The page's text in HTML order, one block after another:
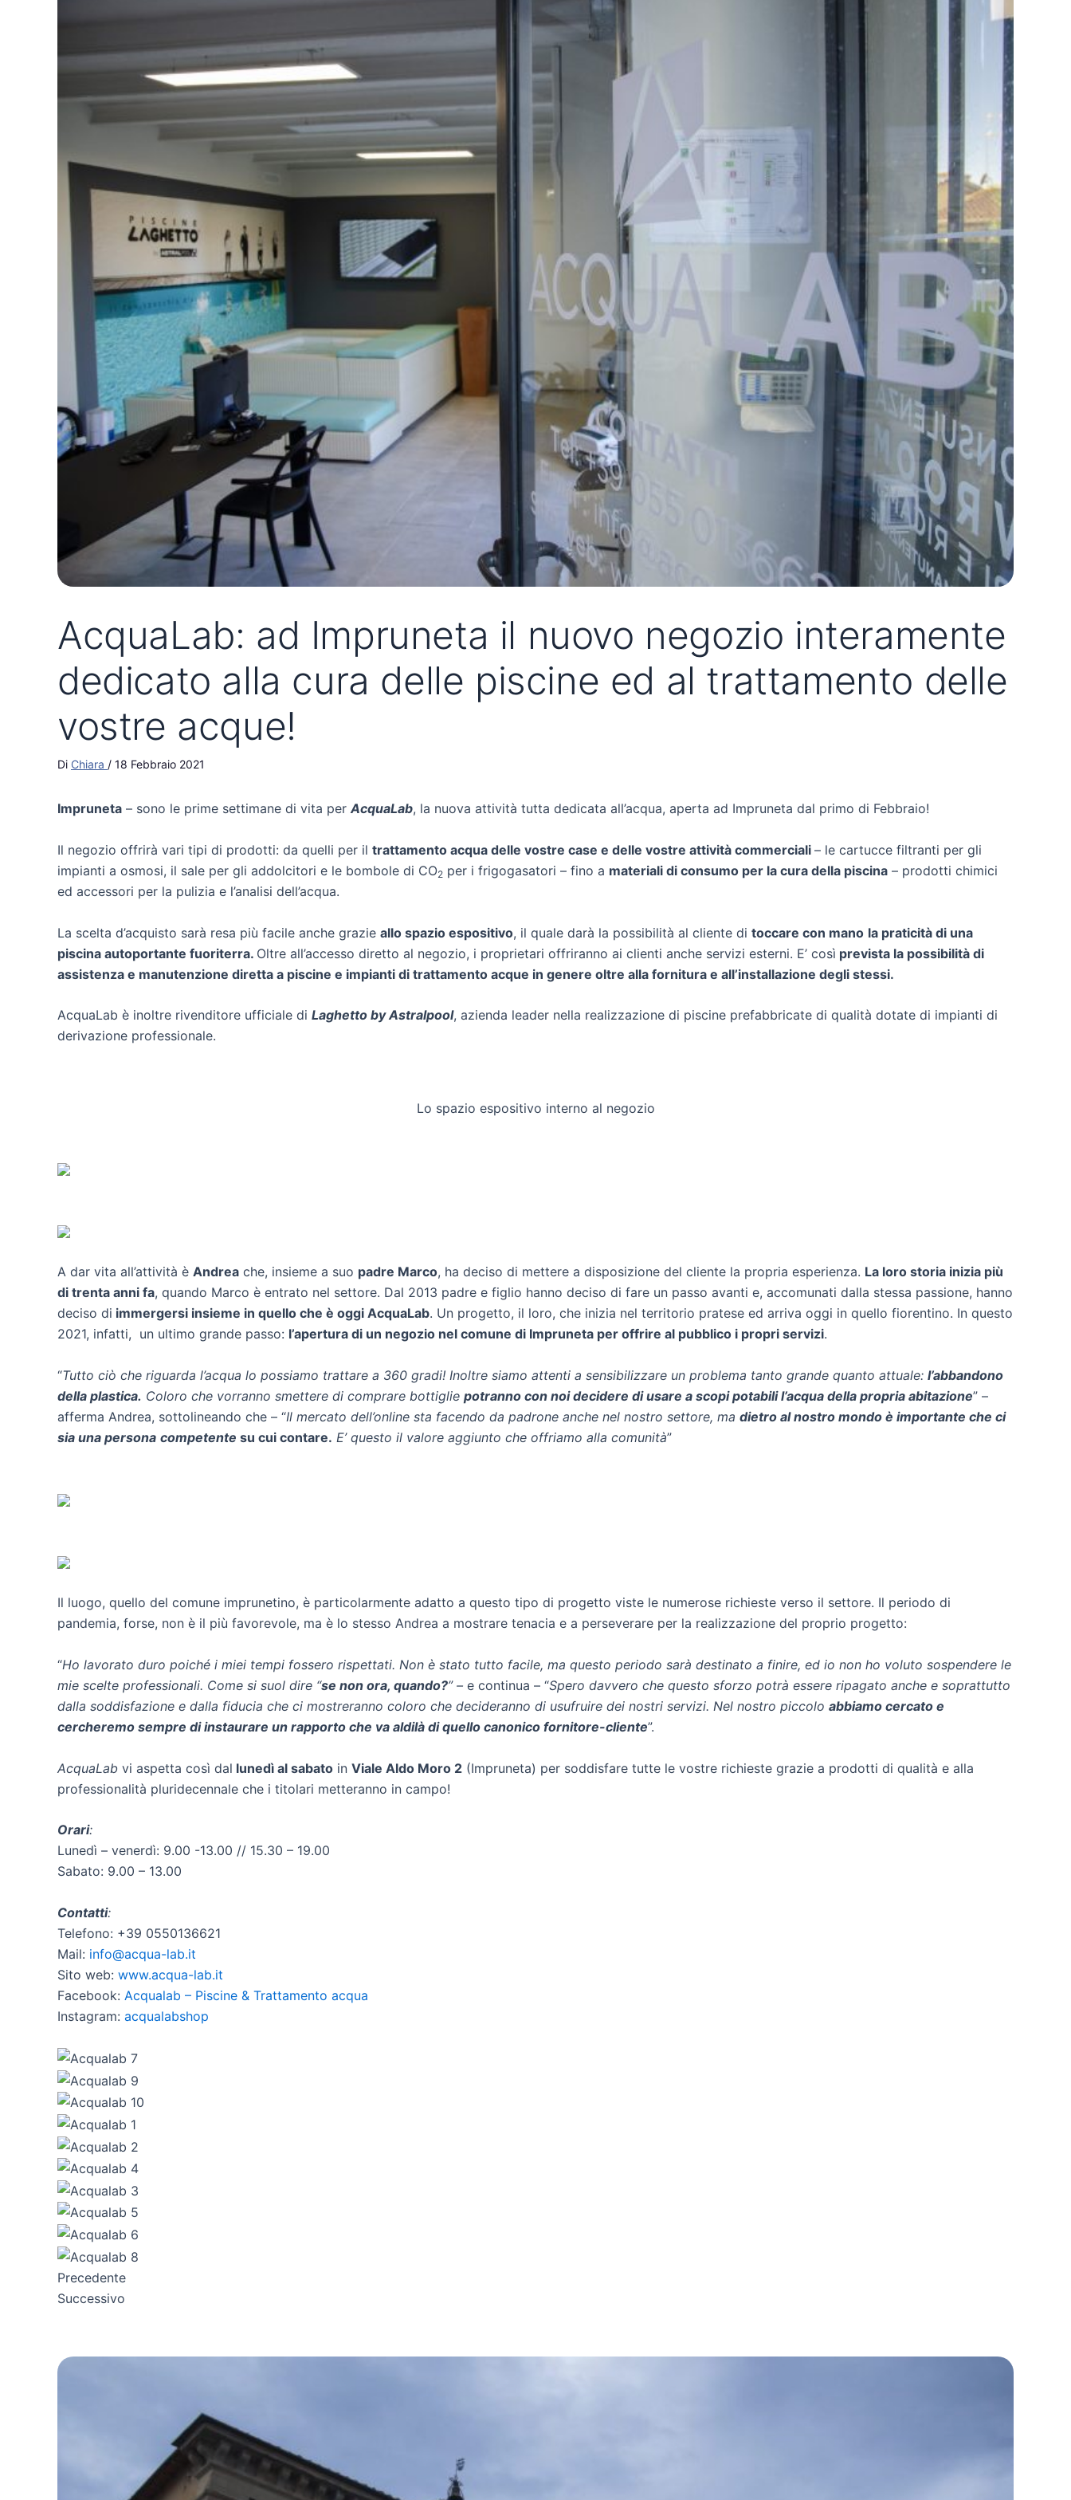
AcquaLab: ad Impruneta il nuovo negozio interamente
dedicato alla cura delle piscine ed al trattamento delle
vostre acque!
Di Chiara / 18 Febbraio 2021
Impruneta – sono le prime settimane di vita perAcquaLab, la nuova attività tutta dedicata all’acqua, aperta ad Impruneta dal primo di Febbraio!
Il negozio offrirà vari tipi di prodotti: da quelli per il trattamento acqua delle vostre case e delle vostre attività commerciali – le cartucce filtranti per gli
impianti a osmosi, il sale per gli addolcitori e le bombole di CO2 per i frigogasatori – fino a materiali di consumo per la cura della piscina – prodotti chimici
ed accessori per la pulizia e l’analisi dell’acqua.
La scelta d’acquisto sarà resa più facile anche grazie allo spazio espositivo, il quale darà la possibilità al cliente di toccare con mano la praticità di una
piscina autoportante fuoriterra. Oltre all’accesso diretto al negozio, i proprietari offriranno ai clienti anche servizi esterni. E’ così prevista la possibilità di
assistenza e manutenzione diretta a piscine e impianti di trattamento acque in genere oltre alla fornitura e all’installazione degli stessi.
AcquaLab è inoltre rivenditore ufficiale di Laghetto by Astralpool, azienda leader nella realizzazione di piscine prefabbricate di qualità dotate di impianti di
derivazione professionale.
Lo spazio espositivo interno al negozio
A dar vita all’attività è Andrea che, insieme a suo padre Marco, ha deciso di mettere a disposizione del cliente la propria esperienza. La loro storia inizia più
di trenta anni fa, quando Marco è entrato nel settore. Dal 2013 padre e figlio hanno deciso di fare un passo avanti e, accomunati dalla stessa passione, hanno
deciso di immergersi insieme in quello che è oggi AcquaLab. Un progetto, il loro, che inizia nel territorio pratese ed arriva oggi in quello fiorentino. In questo
2021, infatti, un ultimo grande passo: l’apertura di un negozio nel comune di Impruneta per offrire al pubblico i propri servizi.
“Tutto ciò che riguarda l’acqua lo possiamo trattare a 360 gradi! Inoltre siamo attenti a sensibilizzare un problema tanto grande quanto attuale: l’abbandono
della plastica. Coloro che vorranno smettere di comprare bottiglie potranno con noi decidere di usare a scopi potabili l’acqua della propria abitazione” –
afferma Andrea, sottolineando che – “Il mercato dell’online sta facendo da padrone anche nel nostro settore, ma dietro al nostro mondo è importante che ci
sia una persona competente su cui contare. E’ questo il valore aggiunto che offriamo alla comunità”
Il luogo, quello del comune imprunetino, è particolarmente adatto a questo tipo di progetto viste le numerose richieste verso il settore. Il periodo di
pandemia, forse, non è il più favorevole, ma è lo stesso Andrea a mostrare tenacia e a perseverare per la realizzazione del proprio progetto:
“Ho lavorato duro poiché i miei tempi fossero rispettati. Non è stato tutto facile, ma questo periodo sarà destinato a finire, ed io non ho voluto sospendere le
mie scelte professionali. Come si suol dire “se non ora, quando?” – e continua – “Spero davvero che questo sforzo potrà essere ripagato anche e soprattutto
dalla soddisfazione e dalla fiducia che ci mostreranno coloro che decideranno di usufruire dei nostri servizi. Nel nostro piccolo abbiamo cercato e
cercheremo sempre di instaurare un rapporto che va aldilà di quello canonico fornitore-cliente”.
AcquaLab vi aspetta così dal lunedì al sabato in Viale Aldo Moro 2 (Impruneta) per soddisfare tutte le vostre richieste grazie a prodotti di qualità e alla
professionalità pluridecennale che i titolari metteranno in campo!
Orari:
Lunedì – venerdì: 9.00 -13.00 // 15.30 – 19.00
Sabato: 9.00 – 13.00
Contatti:
Telefono: +39 0550136621
Mail: info@acqua-lab.it
Sito web: www.acqua-lab.it
Facebook: Acqualab – Piscine & Trattamento acqua
Instagram: acqualabshop
Precedente
Successivo